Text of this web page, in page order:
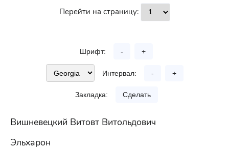
Перейти на страницу:
Шрифт: - +
Интервал: - +
Закладка: Сделать
Вишневецкий Витовт Витольдович
Эльхарон